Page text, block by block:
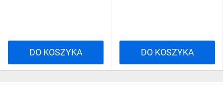
DO KOSZYKA DO KOSZYKA